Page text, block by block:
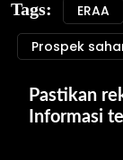
Tags: ERAA
Prospek
Pastikan
Informasi